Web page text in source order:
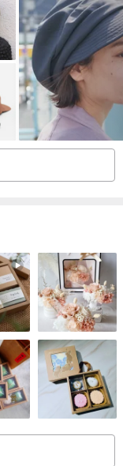
於通風處自然晾乾
含周末假日與寄送時